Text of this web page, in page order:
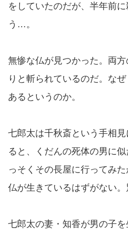
をしていたのだが、半年前
う…。
無惨な仏が見つかった。両
りと斬られているのだ。な
あるというのか。
七郎太は千秋斎という手相
ると、くだんの死体の男に
っそくその長屋に行ってみた
仏が生きているはずがない。
七郎太の妻・知香が男の子